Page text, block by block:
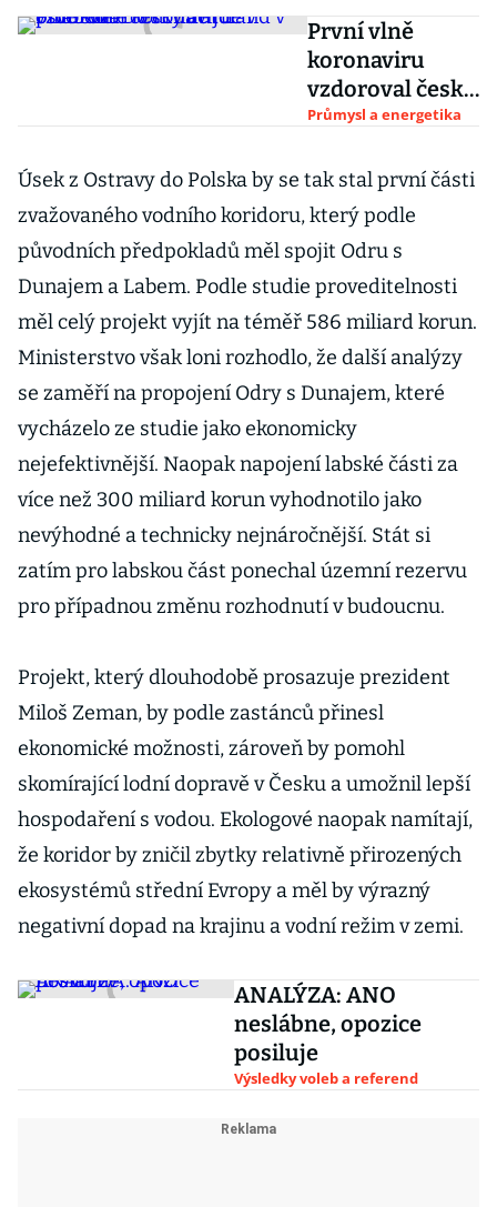
První vlně
koronaviru
vzdoroval český
autoland v plné
jde v oslabení
Průmysl a energetika
Úsek z Ostravy do Polska by se tak stal první části
zvažovaného vodního koridoru, který podle
původních předpokladů měl spojit Odru s
Dunajem a Labem. Podle studie proveditelnosti
měl celý projekt vyjít na téměř 586 miliard korun.
Ministerstvo však loni rozhodlo, že další analýzy
se zaměří na propojení Odry s Dunajem, které
vycházelo ze studie jako ekonomicky
nejefektivnější. Naopak napojení labské části za
více než 300 miliard korun vyhodnotilo jako
nevýhodné a technicky nejnáročnější. Stát si
zatím pro labskou část ponechal územní rezervu
pro případnou změnu rozhodnutí v budoucnu.
Projekt, který dlouhodobě prosazuje prezident
Miloš Zeman, by podle zastánců přinesl
ekonomické možnosti, zároveň by pomohl
skomírající lodní dopravě v Česku a umožnil lepší
hospodaření s vodou. Ekologové naopak namítají,
že koridor by zničil zbytky relativně přirozených
ekosystémů střední Evropy a měl by výrazný
negativní dopad na krajinu a vodní režim v zemi.
ANALÝZA: ANO
neslábne, opozice
posiluje
Výsledky voleb a referend